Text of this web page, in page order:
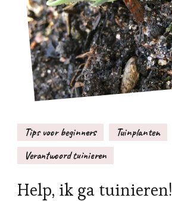
Tips voor beginners
Tuinplanten
Verantwoord tuinieren
Help, ik ga tuinieren!